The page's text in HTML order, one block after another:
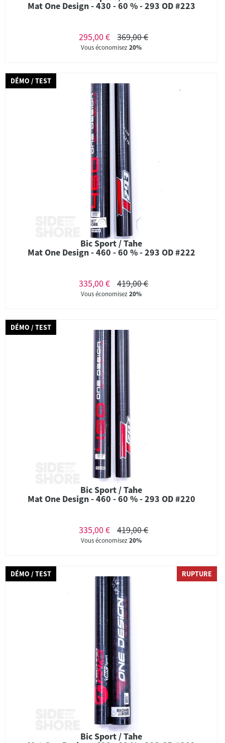
Mat One Design - 430 - 60 % - 293 OD #223
295,00 € 369,00 €
Vous économisez20%
DÉMO / TEST
Bic Sport / Tahe
Mat One Design - 460 - 60 % - 293 OD #222
335,00 € 419,00 €
Vous économisez20%
DÉMO / TEST
Bic Sport / Tahe
Mat One Design - 460 - 60 % - 293 OD #220
335,00 € 419,00 €
Vous économisez20%
DÉMO / TEST RUPTURE
Bic Sport / Tahe